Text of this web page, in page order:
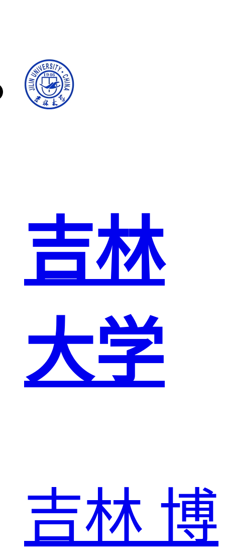
吉林
大学
吉林 博